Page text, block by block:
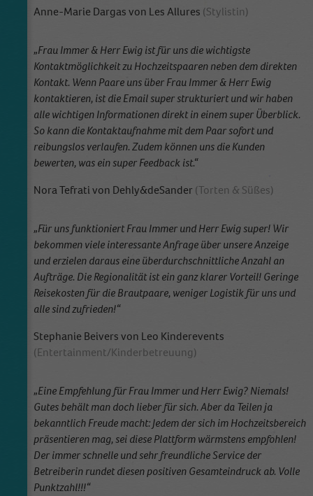
Anne-Marie Dargas von Les Allures (Stylistin)
„Frau Immer & Herr Ewig ist für uns die wichtigste
Kontaktmöglichkeit zu Hochzeitspaaren neben dem direkten
Kontakt. Wenn Paare uns über Frau Immer & Herr Ewig
kontaktieren, ist die Email super strukturiert und wir haben
alle wichtigen Informationen direkt in einem super Überblick.
So kann die Kontaktaufnahme mit dem Paar sofort und
reibungslos verlaufen. Zudem können uns die Kunden
bewerten, was ein super Feedback ist.“
Nora Tefrati von Dehly&deSander (Torten & Süßes)
„Für uns funktioniert Frau Immer und Herr Ewig super! Wir
bekommen viele interessante Anfrage über unsere Anzeige
und erzielen daraus eine überdurchschnittliche Anzahl an
Aufträge. Die Regionalität ist ein ganz klarer Vorteil! Geringe
Reisekosten für die Brautpaare, weniger Logistik für uns und
alle sind zufrieden!“
Stephanie Beivers von Leo Kinderevents
(Entertainment/Kinderbetreuung)
„Eine Empfehlung für Frau Immer und Herr Ewig? Niemals!
Gutes behält man doch lieber für sich. Aber da Teilen ja
bekanntlich Freude macht: Jedem der sich im Hochzeitsbereich
präsentieren mag, sei diese Plattform wärmstens empfohlen!
Der immer schnelle und sehr freundliche Service der
Betreiberin rundet diesen positiven Gesamteindruck ab. Volle
Punktzahl!!!“